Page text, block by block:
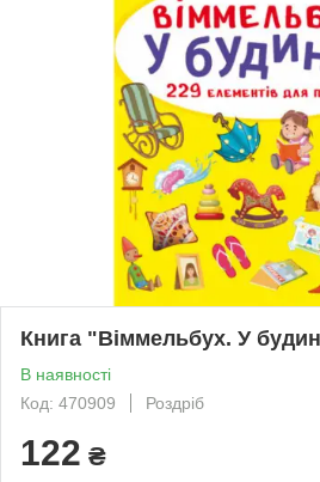
Книга "Віммельбух. У
В наявності
Код: 470909
Роздріб
122 ₴